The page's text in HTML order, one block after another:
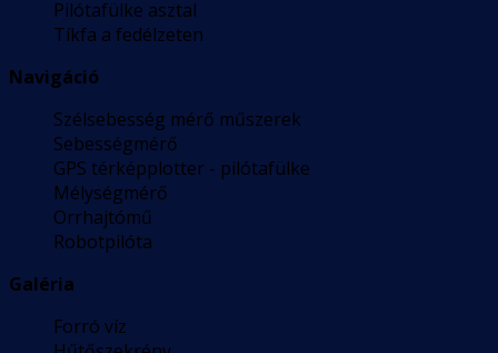
Pilótafülke asztal
Tíkfa a fedélzeten
Navigáció
Szélsebesség mérő műszerek
Sebességmérő
GPS térképplotter - pilótafülke
Mélységmérő
Orrhajtómű
Robotpilóta
Galéria
Forró víz